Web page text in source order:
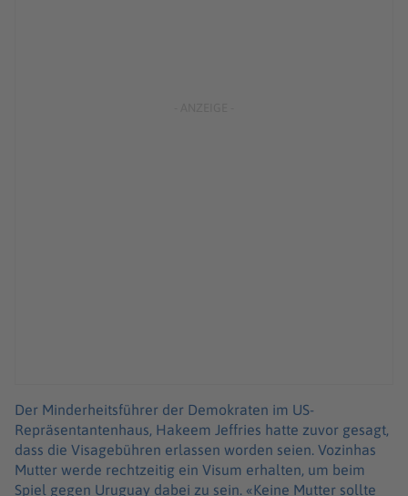
Der Minderheitsführer der Demokraten im US-
Repräsentantenhaus, Hakeem Jeffries hatte zuvor gesagt,
dass die Visagebühren erlassen worden seien. Vozinhas
Mutter werde rechtzeitig ein Visum erhalten, um beim
Spiel gegen Uruguay dabei zu sein. «Keine Mutter sollte